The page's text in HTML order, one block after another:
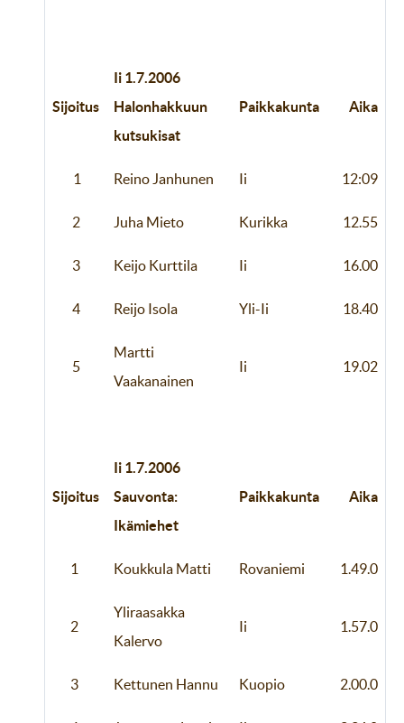
Sijoitus
Ii 1.7.2006
Halonhakkuun
kutsukisat
Paikkakunta Aika
1 Reino Janhunen Ii 12:09
2 Juha Mieto Kurikka 12.55
3 Keijo Kurttila Ii 16.00
4 Reijo Isola Yli-Ii 18.40
5
Martti
Vaakanainen
Ii 19.02
Sijoitus
Ii 1.7.2006
Sauvonta:
Ikämiehet
Paikkakunta Aika
1 Koukkula Matti Rovaniemi 1.49.0
2
Yliraasakka
Kalervo
Ii 1.57.0
3 Kettunen Hannu Kuopio 2.00.0